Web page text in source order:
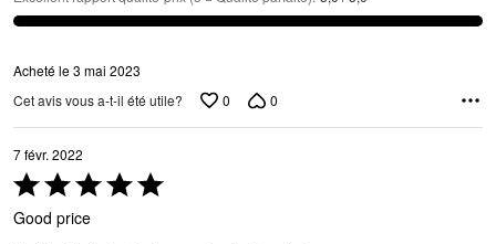
Acheté le 3 mai 2023
Cet avis vous a-t-il été utile?
0 0
7 févr. 2022
Coté
5 sur
5
Good price